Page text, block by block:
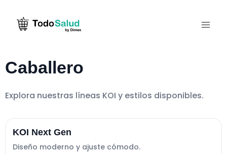
contenido
Caballero
Explora nuestras líneas KOI y estilos disponibles.
KOI Next Gen
Diseño moderno y ajuste cómodo.